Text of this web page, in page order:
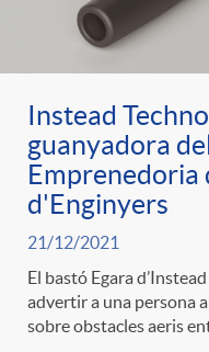
r
a
S
a
p
e
r
c
e
n
i
d
c
a
d
Instead
guanyadora
Emprenedoria
d'Enginyers
21/12/2021
El bastó Egara
advertir a una persona
sobre obstacles aeris